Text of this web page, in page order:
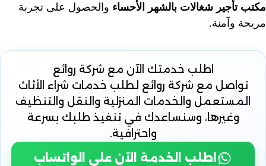
مكتب تأجير شغالات بالشهر الأحساء والحصول على تجربة
مريحة وآمنة.
اطلب خدمتك الآن مع شركة روائع
تواصل مع شركة روائع لطلب خدمات شراء الأثاث
المستعمل والخدمات المنزلية والنقل والتنظيف
وغيرها، وسنساعدك في تنفيذ طلبك بسرعة
واحترافية.
اطلب الخدمة الآن على الواتساب